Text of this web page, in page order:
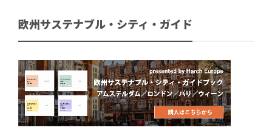
欧州サステナブル・シティ・ガイド